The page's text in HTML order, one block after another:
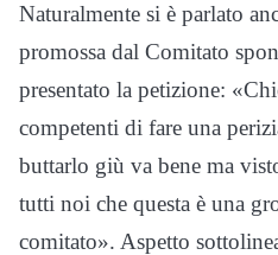
Naturalmente si è parlato
promossa dal Comitato
presentato la petizione:
competenti di fare una
buttarlo giù va bene ma
tutti noi che questa è una
comitato». Aspetto